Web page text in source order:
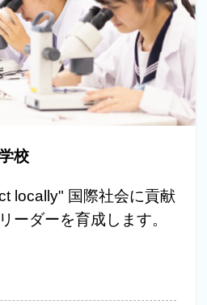
校
locally" 国際社会に貢献
ーダーを育成します。